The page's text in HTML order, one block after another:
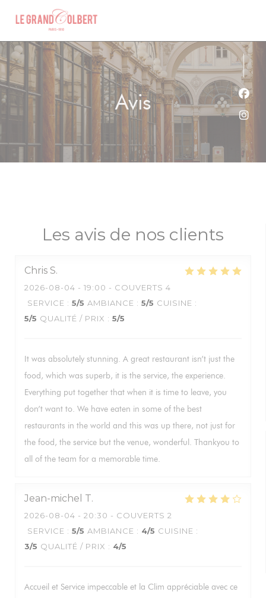
Personnalisation de vos choix en matière de cookies
Avis
Les avis de nos clients
Chris S
2026-08-04 - 19:00 - COUVERTS 4
SERVICE : 5/5 AMBIANCE : 5/5 CUISINE :
5/5 QUALITÉ / PRIX : 5/5
It was absolutely stunning. A great restaurant isn’t just the
food, which was superb, it is the service, the experience.
Everything put together that when it is time to leave, you
don’t want to. We have eaten in some of the best
restaurants in the world and this was up there, not just for
the food, the service but the venue, wonderful. Thankyou to
all of the team for a memorable time.
Jean-michel T
2026-08-04 - 20:30 - COUVERTS 2
SERVICE : 5/5 AMBIANCE : 4/5 CUISINE :
3/5 QUALITÉ / PRIX : 4/5
Accueil et Service impeccable et la Clim appréciable avec ce